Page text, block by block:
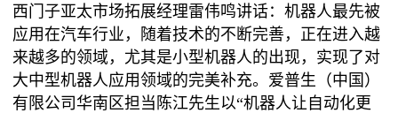
西门子亚太市场拓展经理雷伟鸣讲话：机器人最先被
应用在汽车行业，随着技术的不断完善，正在进入越
来越多的领域，尤其是小型机器人的出现，实现了对
大中型机器人应用领域的完美补充。爱普生（中国）
有限公司华南区担当陈江先生以“机器人让自动化更